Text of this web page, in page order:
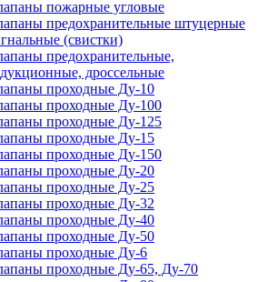
пожарные угловые
предохранительные штуцерные
(свистки)
предохранительные,
дроссельные
проходные Ду-10
проходные Ду-100
проходные Ду-125
проходные Ду-15
проходные Ду-150
проходные Ду-20
проходные Ду-25
проходные Ду-32
проходные Ду-40
проходные Ду-50
проходные Ду-6
проходные Ду-65, Ду-70